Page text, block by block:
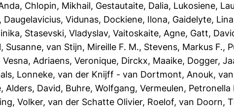
, Chlopin, Mikhail, Gestautaite, Dalia, Lukosiene,
, Daugelavicius, Vidunas, Dockiene, Ilona, Gaidelyte, Lina
, Stasevski, Vladyslav,Vaitoskaite, Agne, Gatt,
Susanne,van Stijn, Mireille F. M., Stevens, Markus F.,
, Adriaens, Veronique, Dirckx, Maaike, Dogger,
Lonneke,van der Knijff - van Dortmont, Anouk,
, Alders, David, Buhre, Wolfgang,Vermeulen, Petronella
Volker,van der Schatte Olivier, Roelof,van Doorn,